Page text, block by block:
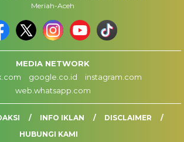
Meriah-Aceh
MEDIA NETWORK
google.co.id
instagram.com
web.whatsapp.com
INFO IKLAN
DISCLAIMER
HUBUNGI KAMI